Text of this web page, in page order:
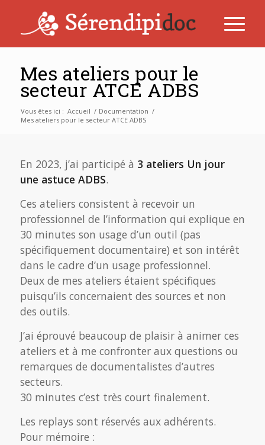
Mes ateliers pour le
secteur ATCE ADBS
Vous êtes ici : Accueil / Documentation /
Mes ateliers pour le secteur ATCE ADBS
En 2023, j’ai participé à 3 ateliers Un jour
une astuce ADBS.
Ces ateliers consistent à recevoir un
professionnel de l’information qui explique en
30 minutes son usage d’un outil (pas
spécifiquement documentaire) et son intérêt
dans le cadre d’un usage professionnel.
Deux de mes ateliers étaient spécifiques
puisqu’ils concernaient des sources et non
des outils.
J’ai éprouvé beaucoup de plaisir à animer ces
ateliers et à me confronter aux questions ou
remarques de documentalistes d’autres
secteurs.
30 minutes c’est très court finalement.
Les replays sont réservés aux adhérents.
Pour mémoire :